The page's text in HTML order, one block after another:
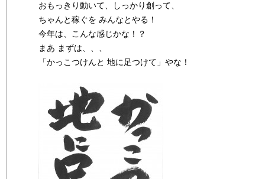
おもっきり動いて、しっかり創って、
ちゃんと稼ぐを みんなとやる！
今年は、こんな感じかな！？
まあ まずは、、、
「かっこつけんと 地に足つけて」やな！